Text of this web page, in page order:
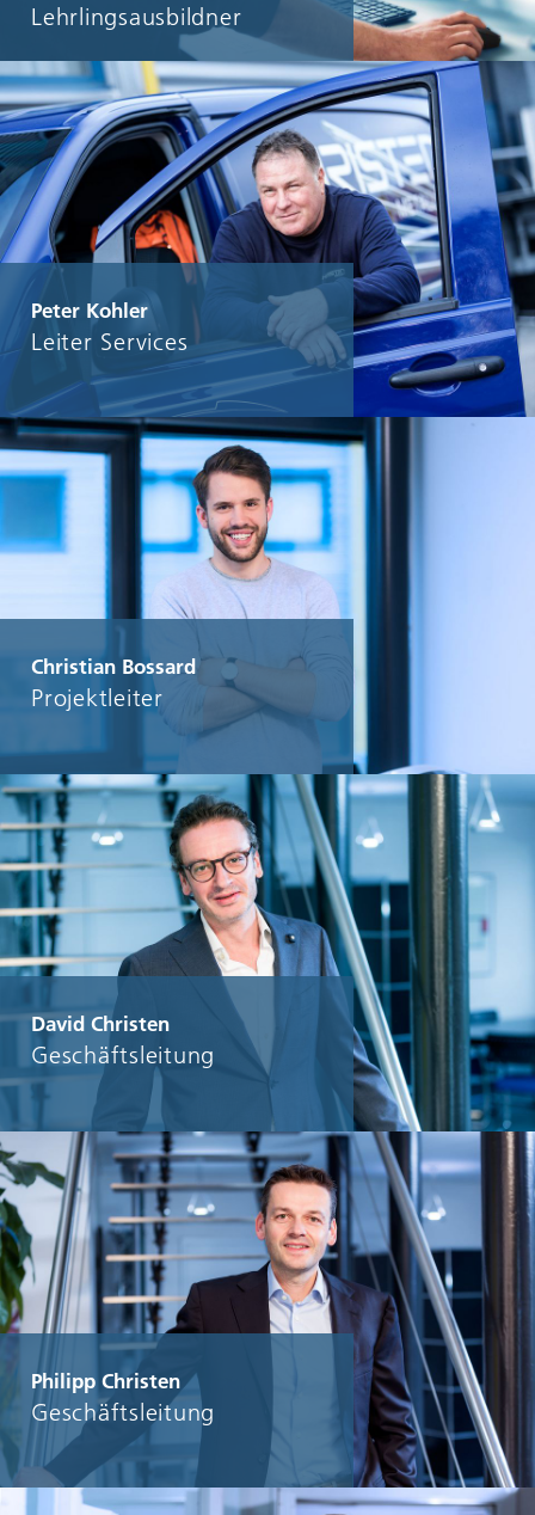
Lehrlingsausbildner
Peter Kohler
Leiter Services
Christian Bossard
Projektleiter
David Christen
Geschäftsleitung
Philipp Christen
Geschäftsleitung